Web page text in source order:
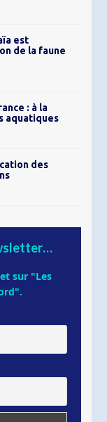
est
de la faune
: à la
aquatiques
des
sur "Les